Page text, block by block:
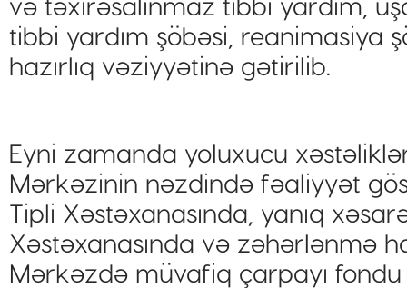
tibbi yardım şöbəsi, reanimasiya
hazırlıq vəziyyətinə gətirilib.
Eyni zamanda yoluxucu
Mərkəzinin nəzdində fəaliyyət
Tipli Xəstəxanasında, yanıq
Xəstəxanasında və zəhərlənmə
Mərkəzdə müvafiq çarpayı fondu